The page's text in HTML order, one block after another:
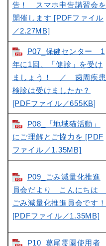
告！ スマホ申告講習会を
開催します [PDFファイル
／2.27MB]
P07_保健センター 1
年に1回、「健診」を受け
ましょう！ ／ 歯周疾患
検診は受けましたか？
[PDFファイル／655KB]
P08_「地域猫活動」
にご理解とご協力を [PDF
ファイル／1.35MB]
P09_ごみ減量化推進
員会だより こんにちは
ごみ減量化推進員会です！
[PDFファイル／1.35MB]
P10_葛尾霊園使用者